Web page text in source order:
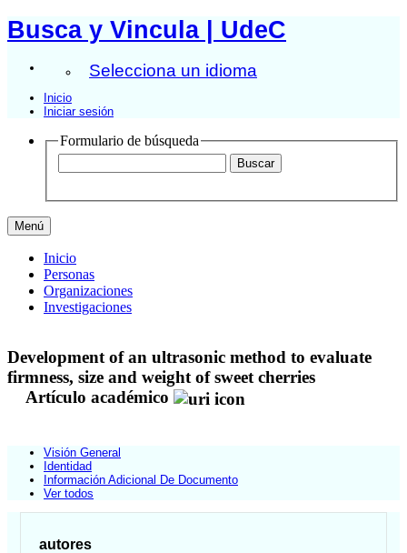
Busca y Vincula | UdeC
Selecciona un idioma
Inicio
Iniciar sesión
Formulario de búsqueda
Menú
Inicio
Personas
Organizaciones
Investigaciones
Development of an ultrasonic method to evaluate
firmness, size and weight of sweet cherries
Artículo académico
Visión General
Identidad
Información Adicional De Documento
Ver todos
autores